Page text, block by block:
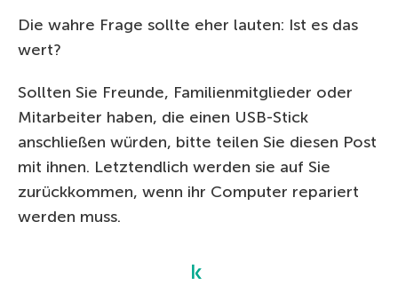
Die wahre Frage sollte eher lauten: Ist es das
wert?
Sollten Sie Freunde, Familienmitglieder oder
Mitarbeiter haben, die einen USB-Stick
anschließen würden, bitte teilen Sie diesen Post
mit ihnen. Letztendlich werden sie auf Sie
zurückkommen, wenn ihr Computer repariert
werden muss.